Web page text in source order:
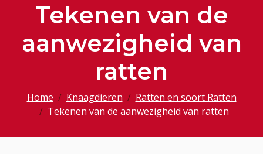
Tekenen van de
aanwezigheid van
ratten
Home Knaagdieren
Ratten en soort Ratten
Tekenen van de aanwezigheid van ratten